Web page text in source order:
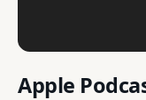
Apple